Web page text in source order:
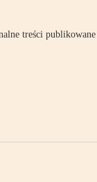
treści publikowane